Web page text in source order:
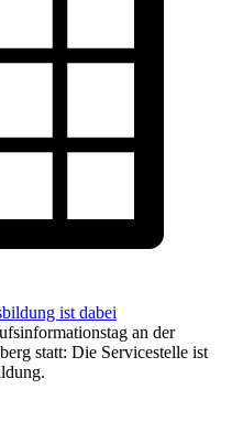
ist dabei
an der
statt: Die Servicestelle ist